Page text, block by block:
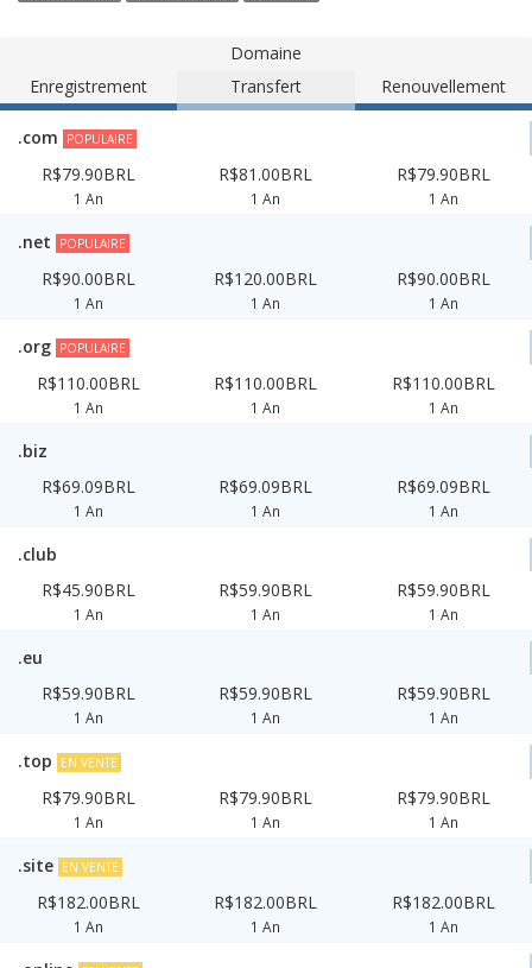
Domaine
Enregistrement
Transfert Renouvellement
.com POPULAIRE
R$79.90BRL
1 An
R$81.00BRL
1 An
R$79.90BRL
1 An
.net POPULAIRE
R$90.00BRL
1 An
R$120.00BRL
1 An
R$90.00BRL
1 An
.org POPULAIRE
R$110.00BRL
1 An
R$110.00BRL
1 An
R$110.00BRL
1 An
.biz
R$69.09BRL
1 An
R$69.09BRL
1 An
R$69.09BRL
1 An
.club
R$45.90BRL
1 An
R$59.90BRL
1 An
R$59.90BRL
1 An
.eu
R$59.90BRL
1 An
R$59.90BRL
1 An
R$59.90BRL
1 An
.top EN VENTE
R$79.90BRL
1 An
R$79.90BRL
1 An
R$79.90BRL
1 An
.site EN VENTE
R$182.00BRL
1 An
R$182.00BRL
1 An
R$182.00BRL
1 An